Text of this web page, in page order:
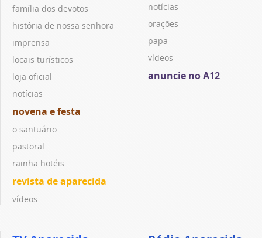
família dos devotos
história de nossa senhora
imprensa
locais turísticos
loja oficial
notícias
novena e festa
o santuário
pastoral
rainha hotéis
revista de aparecida
vídeos
notícias
orações
papa
vídeos
anuncie no A12